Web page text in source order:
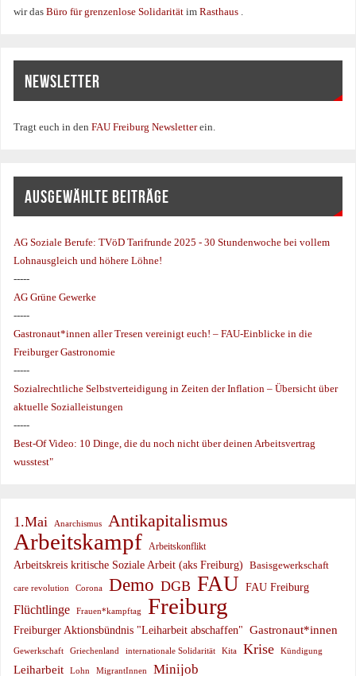
wir dasBüro für grenzenlose SolidaritätimRasthaus
NEWSLETTER
Tragt euch in denFAU Freiburg Newsletterein.
AUSGEWÄHLTE BEITRÄGE
AG Soziale Berufe:TVöD Tarifrunde 2025 - 30 Stundenwoche bei vollem
Lohnausgleich und höhere Löhne!
-----
AG Grüne Gewerke
-----
Gastronaut*innen aller Tresen vereinigt euch! – FAU-Einblicke in die
Freiburger Gastronomie
-----
Sozialrechtliche Selbstverteidigung in Zeiten der Inflation – Übersicht über
aktuelle Sozialleistungen
-----
Best-Of Video: 10 Dinge, die du noch nicht über deinen Arbeitsvertrag
wusstest"
1.Mai Anarchismus Antikapitalismus
Arbeitskampf Arbeitskonflikt
Arbeitskreis kritische Soziale Arbeit (aks Freiburg) Basisgewerkschaft
care revolution Corona Demo DGB FAU FAU Freiburg
Flüchtlinge Frauen*kampftag Freiburg
Freiburger Aktionsbündnis "Leiharbeit abschaffen" Gastronaut*innen
Gewerkschaft Griechenland internationale Solidarität Kita Krise Kündigung
Leiharbeit Lohn MigrantInnen Minijob